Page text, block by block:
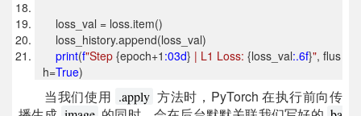
loss_val = loss.item()
loss_history.append(loss_val)
print(f"Step {epoch+1 :03d} | L1 Loss: {loss_val:.6f}", flus
h=True)
当我们使用 .apply 方法时，PyTorch 在执行前向传